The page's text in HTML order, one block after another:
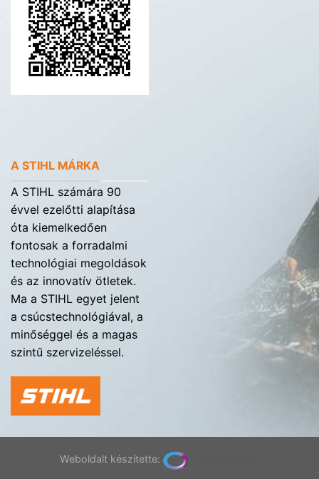
A STIHL MÁRKA
A STIHL számára 90
évvel ezelőtti alapítása
óta kiemelkedően
fontosak a forradalmi
technológiai megoldások
és az innovatív ötletek.
Ma a STIHL egyet jelent
a csúcstechnológiával, a
minőséggel és a magas
szintű szervizeléssel.
Weboldalt készítette: